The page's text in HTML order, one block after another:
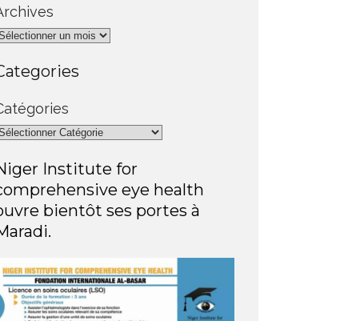
Institute for
eye health
bientôt ses portes à